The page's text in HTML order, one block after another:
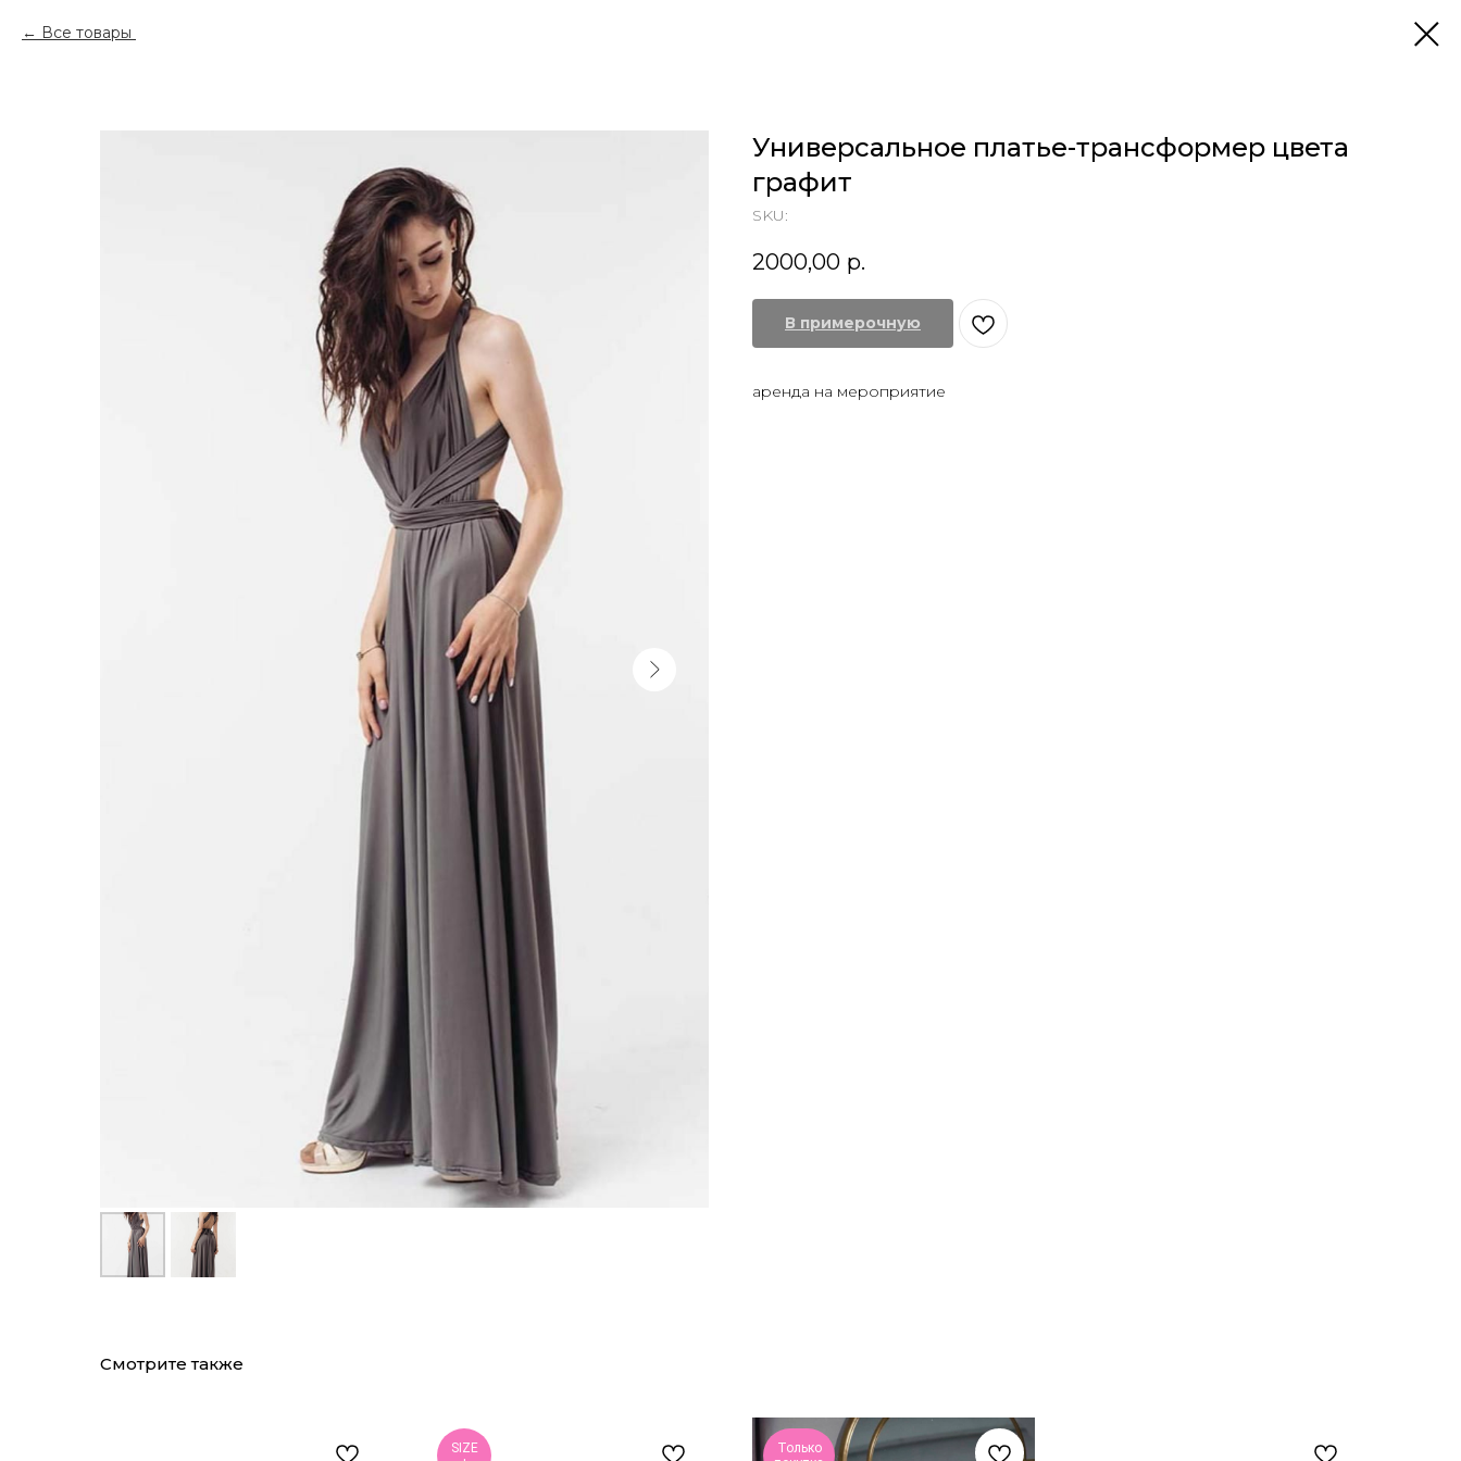
Все товары
Универсальное платье-трансформер цвета
графит
SKU:
2000,00 р.
В примерочную
аренда на мероприятие
Смотрите также
SIZE
Только